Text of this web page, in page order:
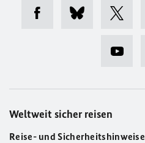
Weltweit sicher reisen
Reise- und Sicherheitshinweise